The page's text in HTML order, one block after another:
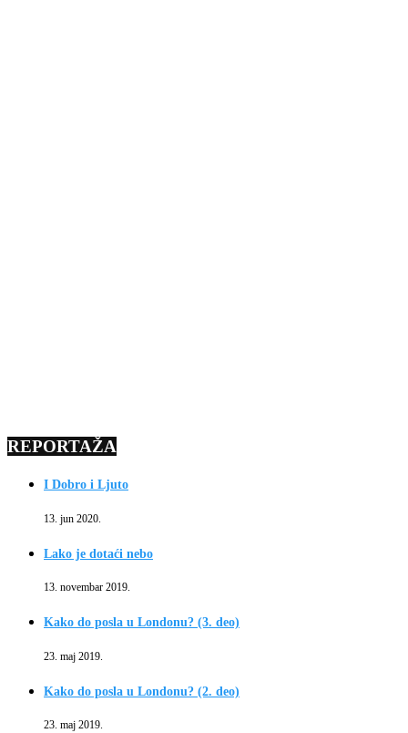
REPORTAŽA
I Dobro i Ljuto
13. jun 2020.
Lako je dotaći nebo
13. novembar 2019.
Kako do posla u Londonu? (3. deo)
23. maj 2019.
Kako do posla u Londonu? (2. deo)
23. maj 2019.